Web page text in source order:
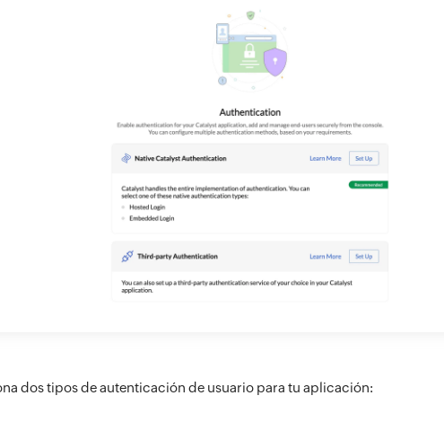
dos tipos de autenticación de usuario para tu aplicación: